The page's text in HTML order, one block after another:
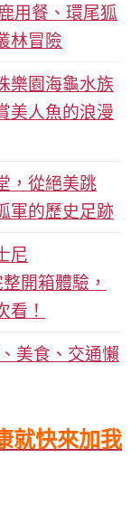
用餐、環尾狐
林冒險
樂園海龜水族
美人魚的浪漫
，從絕美跳
軍的歷史足跡
尼
開箱體驗，
看！
美食、交通懶
就快來加我